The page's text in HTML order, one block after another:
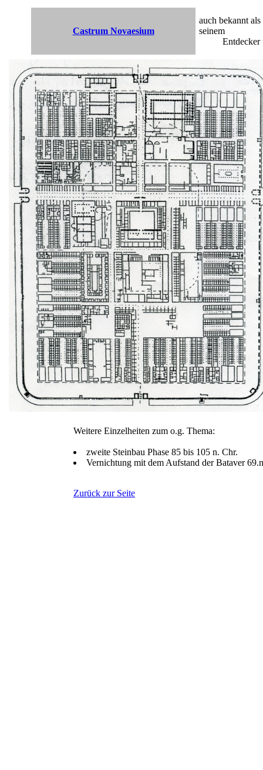
Castrum Novaesium
auch bekannt als
seinem
Entdecker
Weitere Einzelheiten zum o.g. Thema:
zweite Steinbau Phase 85 bis 105 n. Chr.
Vernichtung mit dem Aufstand der Bataver
Zurück zur Seite